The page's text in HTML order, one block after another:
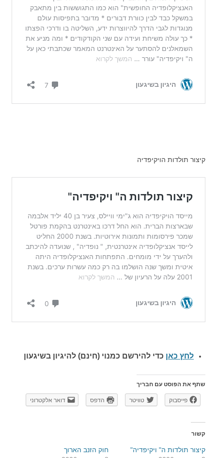
קיצור תולדות הויקיפדיה
לחץ כאן כדי להירשם כמנוי (חינם) להיגיון בשיגעון
שתף את הפוסט עם חבריך
פייסבוק טוויטר הדפס דואר אלקטרוני
קשור
קיצור תולדות ה" ויקיפדיה"
חוק הזנב הארוך